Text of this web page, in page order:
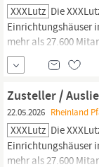
XXXLutz Die
Einrichtungshäuser
mehr als 27.600
Mitarbeiter zum
Einrichtungshäuser
Mit einem
Gruppe...
Zusteller /
22.05.2026 Rheinland
XXXLutz Die
Einrichtungshäuser
mehr als 27.600